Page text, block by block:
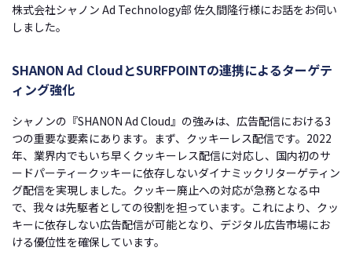
株式会社シャノン Ad Technology部 佐久間隆行様にお話をお伺い
しました。
SHANON Ad CloudとSURFPOINTの連携によるターゲテ
ィング強化
シャノンの『SHANON Ad Cloud 』の強みは、広告配信における3
つの重要な要素にあります。まず、クッキーレス配信です。2022
年、業界内でもいち早くクッキーレス配信に対応し、国内初のサ
ードパーティークッキーに依存しないダイナミックリターゲティン
グ配信を実現しました。クッキー廃止への対応が急務となる中
で、我々は先駆者としての役割を担っています。これにより、クッ
キーに依存しない広告配信が可能となり、デジタル広告市場にお
ける優位性を確保しています。